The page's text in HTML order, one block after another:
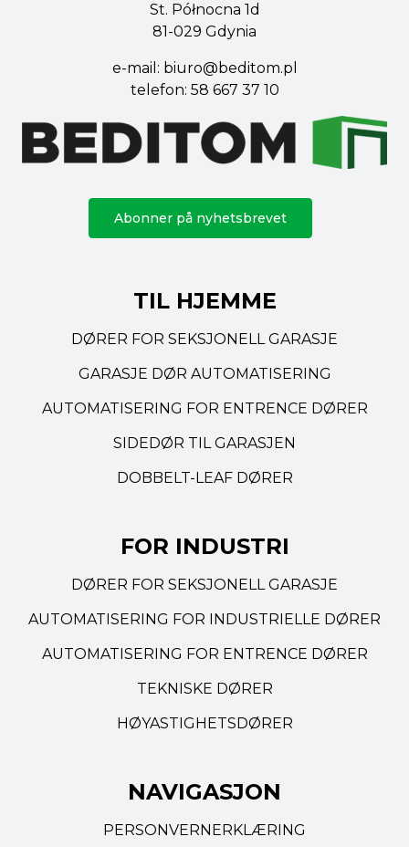
St. Północna 1d
81-029 Gdynia
e-mail: biuro@beditom.pl
telefon: 58 667 37 10
Abonner på nyhetsbrevet
TIL HJEMME
DØRER FOR SEKSJONELL GARASJE
GARASJE DØR AUTOMATISERING
AUTOMATISERING FOR ENTRENCE DØRER
SIDEDØR TIL GARASJEN
DOBBELT-LEAF DØRER
FOR INDUSTRI
DØRER FOR SEKSJONELL GARASJE
AUTOMATISERING FOR INDUSTRIELLE DØRER
AUTOMATISERING FOR ENTRENCE DØRER
TEKNISKE DØRER
HØYASTIGHETSDØRER
NAVIGASJON
PERSONVERNERKLÆRING